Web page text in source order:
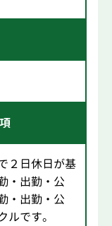
２日休日が基
・出勤・公
・出勤・公
です。